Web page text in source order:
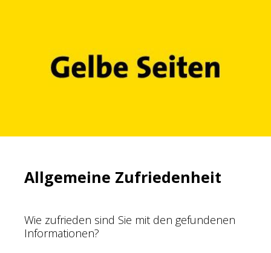
Allgemeine Zufriedenheit
Wie zufrieden sind Sie mit den gefundenen
Informationen?